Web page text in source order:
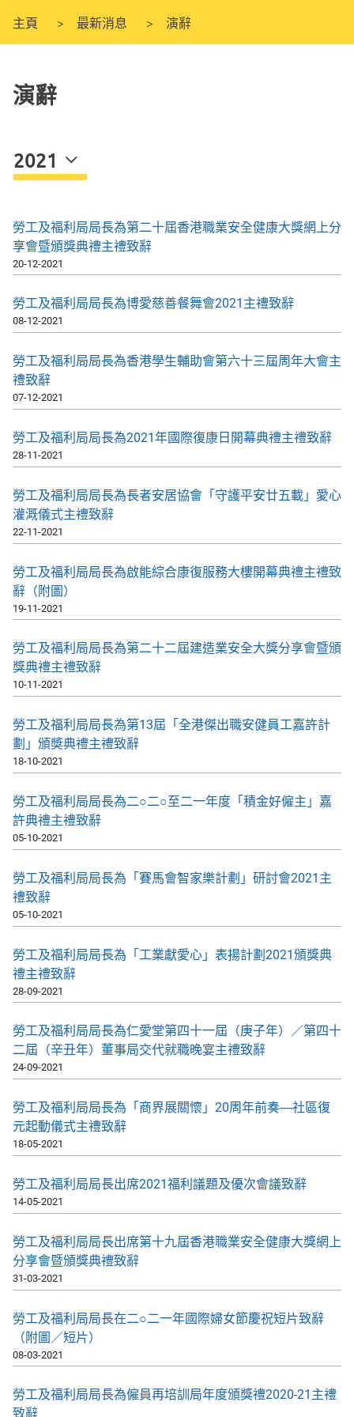
主頁 最新消息 演辭
演辭
2021
勞工及福利局局長為第二十屆香港職業安全健康大獎網上分
享會暨頒獎典禮主禮致辭
20-12-2021
勞工及福利局局長為博愛慈善餐舞會2021主禮致辭
08-12-2021
勞工及福利局局長為香港學生輔助會第六十三屆周年大會主
禮致辭
07-12-2021
勞工及福利局局長為2021年國際復康日開幕典禮主禮致辭
28-11-2021
勞工及福利局局長為長者安居協會「守護平安廿五載」愛心
灌溉儀式主禮致辭
22-11-2021
勞工及福利局局長為啟能綜合康復服務大樓開幕典禮主禮致
辭（附圖）
19-11-2021
勞工及福利局局長為第二十二屆建造業安全大獎分享會暨頒
獎典禮主禮致辭
10-11-2021
勞工及福利局局長為第13屆「全港傑出職安健員工嘉許計
劃」頒奬典禮主禮致辭
18-10-2021
勞工及福利局局長為二○二○至二一年度「積金好僱主」嘉
許典禮主禮致辭
05-10-2021
勞工及福利局局長為「賽馬會智家樂計劃」研討會2021主
禮致辭
05-10-2021
勞工及福利局局長為「工業獻愛心」表揚計劃2021頒獎典
禮主禮致辭
28-09-2021
勞工及福利局局長為仁愛堂第四十一屆（庚子年）／第四十
二屆（辛丑年）董事局交代就職晚宴主禮致辭
24-09-2021
勞工及福利局局長為「商界展關懷」20周年前奏----社區復
元起動儀式主禮致辭
18-05-2021
勞工及福利局局長出席2021福利議題及優次會議致辭
14-05-2021
勞工及福利局局長出席第十九屆香港職業安全健康大獎網上
分享會暨頒獎典禮致辭
31-03-2021
勞工及福利局局長在二○二一年國際婦女節慶祝短片致辭
（附圖／短片）
08-03-2021
勞工及福利局局長為僱員再培訓局年度頒獎禮2020-21主禮
致辭